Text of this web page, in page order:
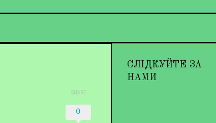
SHARE
0
СЛІДКУЙТЕ ЗА
НАМИ